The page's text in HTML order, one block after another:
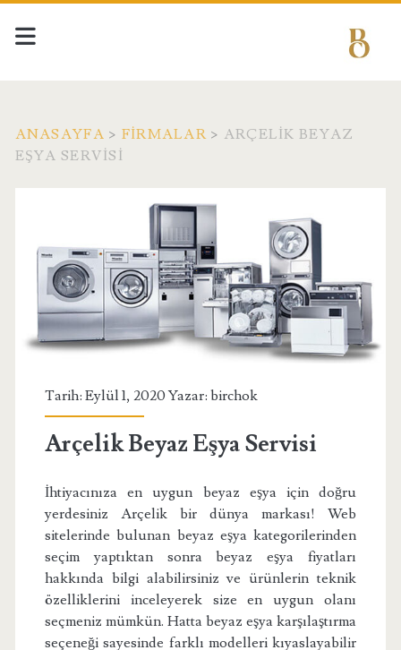
ANASAYFA > FIRMALAR> ARÇELIK BEYAZ
EŞYA SERVISI
Tarih: Eylül 1, 2020 Yazar: birchok
Arçelik Beyaz Eşya Servisi
İhtiyacınıza en uygun beyaz eşya için doğru
yerdesiniz Arçelik bir dünya markası! Web
sitelerinde bulunan beyaz eşya kategorilerinden
seçim yaptıktan sonra beyaz eşya fiyatları
hakkında bilgi alabilirsiniz ve ürünlerin teknik
özelliklerini inceleyerek size en uygun olanı
seçmeniz mümkün. Hatta beyaz eşya karşılaştırma
seçeneği sayesinde farklı modelleri kıyaslayabilir